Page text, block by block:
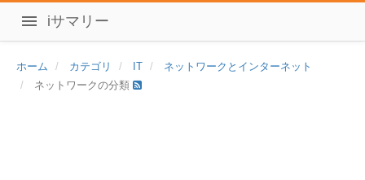
iサマリー
ホーム カテゴリ IT
ネットワークとインターネット
ネットワークの分類